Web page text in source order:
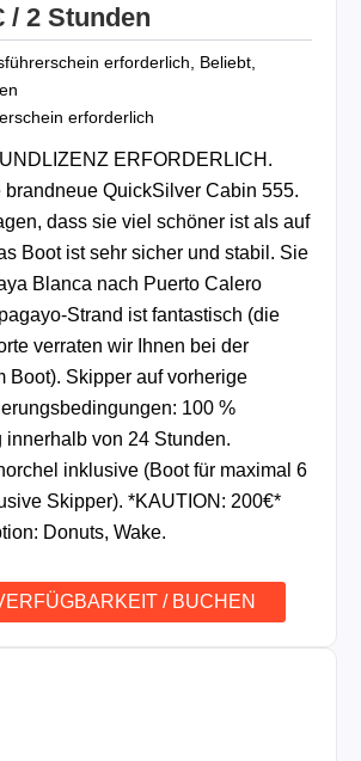
/ 2 Stunden
erforderlich Beliebt
erforderlich
ERFORDERLICH.
brandneue QuickSilver Cabin 555.
dass sie viel schöner ist als auf
Boot ist sehr sicher und stabil. Sie
Blanca nach Puerto Calero
Strand ist fantastisch (die
verraten wir Ihnen bei der
Boot). Skipper auf vorherige
100 %
innerhalb von 24 Stunden.
inklusive (Boot für maximal 6
Skipper). *KAUTION: 200€*
Donuts, Wake.
/ BUCHEN